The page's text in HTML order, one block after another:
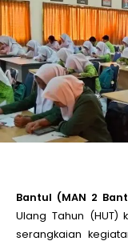
Bantul (MAN 2
Ulang Tahun (HUT)
serangkaian